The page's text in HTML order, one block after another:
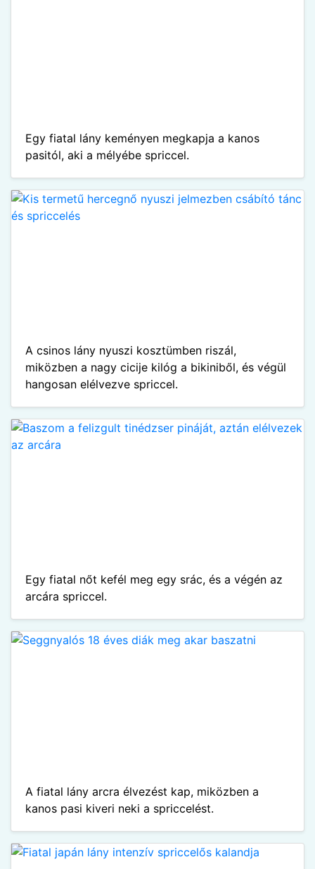
Egy fiatal lány keményen megkapja a kanos
pasitól, aki a mélyébe spriccel.
A csinos lány nyuszi kosztümben riszál,
miközben a nagy cicije kilóg a bikiniből, és végül
hangosan elélvezve spriccel.
Egy fiatal nőt kefél meg egy srác, és a végén az
arcára spriccel.
A fiatal lány arcra élvezést kap, miközben a
kanos pasi kiveri neki a spriccelést.